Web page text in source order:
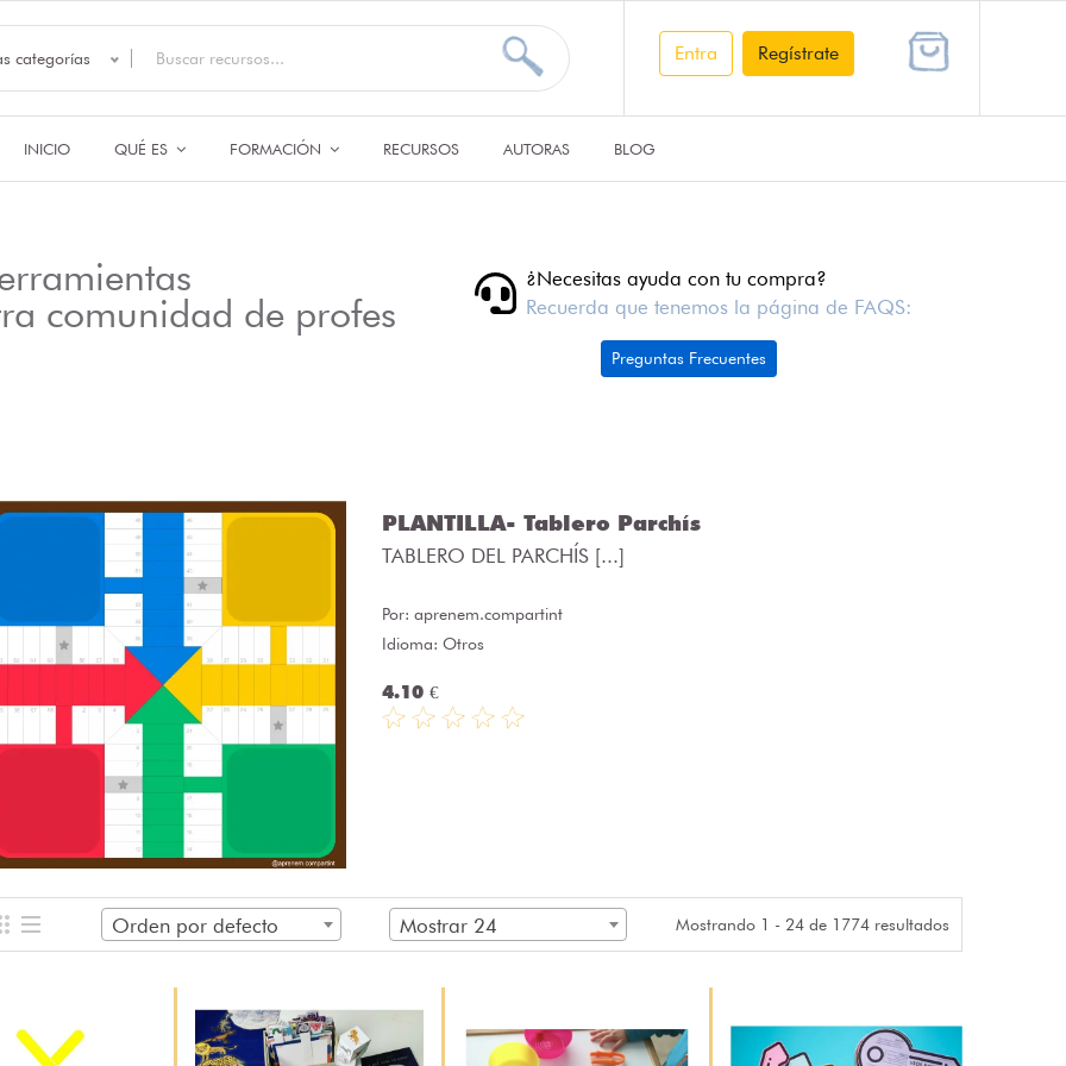
categorías Entra Regístrate
INICIO QUÉ ES FORMACIÓN RECURSOS AUTORAS BLOG
comunidad de profes
¿Necesitas ayuda con tu compra?
Recuerda que tenemos la página de FAQS:
Preguntas Frecuentes
PLANTILLA- Tablero Parchís
TABLERO DEL PARCHÍS [...]
Por:aprenem.compartint
Idioma: Otros
4.10 €
Orden por defecto Mostrar 24 Mostrando 1 - 24 de 1774 resultados